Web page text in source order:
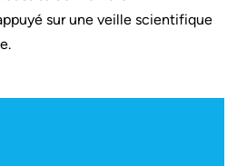
sur une veille scientifique